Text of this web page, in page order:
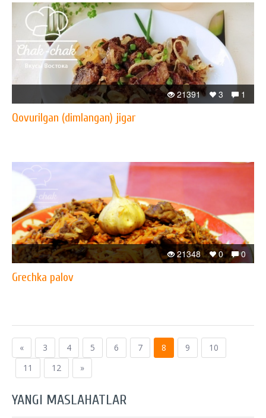
1
3
21391
Qovurilgan (dimlangan) jigar
0
0
21348
Grechka palov
« 3 4 5 6 7 8 9
10
11
12 »
YANGI MASLAHATLAR